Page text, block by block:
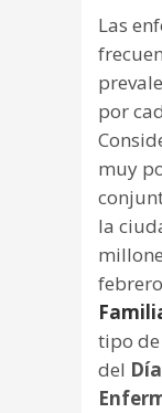
Las
por
muy
la
tipo
del